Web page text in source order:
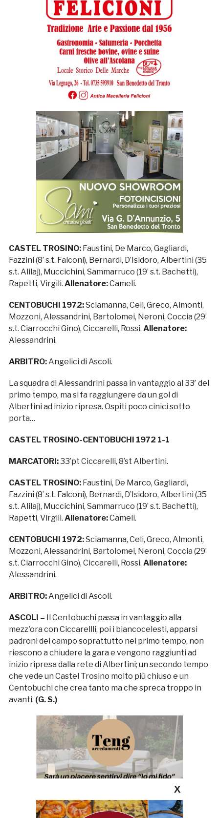
CASTEL TROSINO: Faustini, De Marco, Gagliardi,
Fazzini (8’ s.t. Falconi), Bernardi, D’Isidoro, Albertini (35
s.t. Alilaj), Muccichini, Sammarruco (19’ s.t. Bachetti),
Rapetti, Virgili. Allenatore:Cameli.
CENTOBUCHI 1972:Sciamanna, Celi, Greco, Almonti,
Mozzoni, Alessandrini, Bartolomei, Neroni, Coccia (29’
s.t. Ciarrocchi Gino), Ciccarelli, Rossi. Allenatore:
Alessandrini.
ARBITRO:Angelici di Ascoli.
La squadra di Alessandrini passa in vantaggio al 33′ del
primo tempo, ma si fa raggiungere da un gol di
Albertini ad inizio ripresa. Ospiti poco cinici sotto
porta…
CASTEL TROSINO-CENTOBUCHI 1972 1-1
MARCATORI:33’pt Ciccarelli, 8’st Albertini.
CASTEL TROSINO: Faustini, De Marco, Gagliardi,
Fazzini (8’ s.t. Falconi), Bernardi, D’Isidoro, Albertini (35
s.t. Alilaj), Muccichini, Sammarruco (19’ s.t. Bachetti),
Rapetti, Virgili. Allenatore:Cameli.
CENTOBUCHI 1972:Sciamanna, Celi, Greco, Almonti,
Mozzoni, Alessandrini, Bartolomei, Neroni, Coccia (29’
s.t. Ciarrocchi Gino), Ciccarelli, Rossi. Allenatore:
Alessandrini.
ARBITRO:Angelici di Ascoli.
ASCOLI – Il Centobuchi passa in vantaggio alla
mezz'ora con Ciccarellli, poi i biancocelesti, apparsi
padroni del campo soprattutto nel primo tempo, non
riescono a chiudere la gara e vengono raggiunti ad
inizio ripresa dalla rete di Albertini; un secondo tempo
che vede un Castel Trosino molto più chiuso e un
Centobuchi che crea tanto ma che spreca troppo in
avanti. (G. S.)
X